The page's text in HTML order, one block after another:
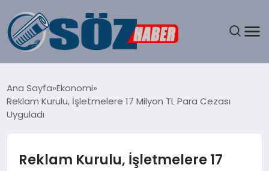
SPOR
Ana Sayfa Ekonomi
Reklam Kurulu, İşletmelere 17 Milyon TL Para Cezası
Uyguladı
Reklam Kurulu, İşletmelere 17